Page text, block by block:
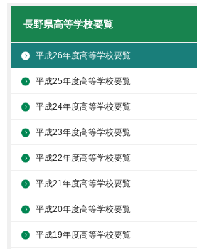
長野県高等学校要覧
平成26年度高等学校要覧
平成25年度高等学校要覧
平成24年度高等学校要覧
平成23年度高等学校要覧
平成22年度高等学校要覧
平成21年度高等学校要覧
平成20年度高等学校要覧
平成19年度高等学校要覧